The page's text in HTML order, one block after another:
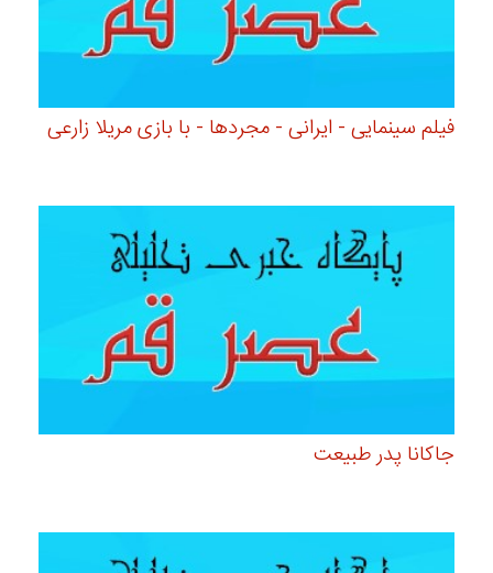
فیلم سینمایی - ایرانی - مجردها - با بازی مریلا زارعی
جاکانا پدر طبیعت